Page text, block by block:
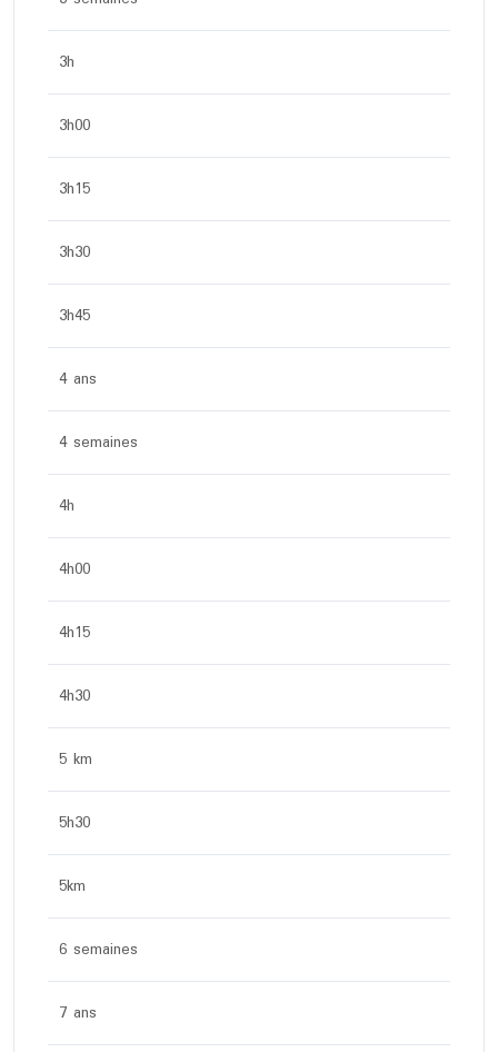
3h
3h00
3h15
3h30
3h45
4 ans
4 semaines
4h
4h00
4h15
4h30
5 km
5h30
5km
6 semaines
7 ans